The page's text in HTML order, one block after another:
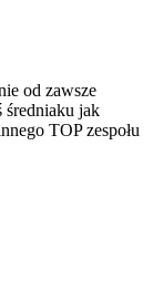
od zawsze
średniaku jak
TOP zespołu